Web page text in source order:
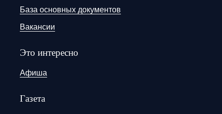
База основных документов
Вакансии
Это интересно
Афиша
Газета